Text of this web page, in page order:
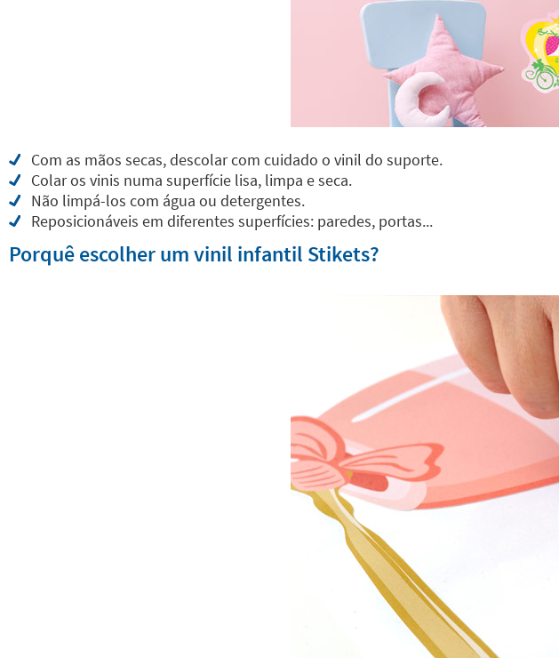
Com as mãos secas, descolar com cuidado o vinil do suporte.
Colar os vinis numa superfície lisa, limpa e seca.
Não limpá-los com água ou detergentes.
Reposicionáveis em diferentes superfícies: paredes, portas...
Porquê escolher um vinil infantil Stikets?